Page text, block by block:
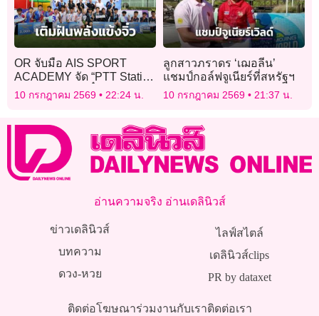
OR จับมือ AIS SPORT
ACADEMY จัด “PTT Station
เติมฝันพลังแข้งจิ๋ว”
10 กรกฎาคม 2569 22:24 น.
ลูกสาวภราดร ‘เฌอลีน’
แชมป์กอล์ฟจูเนียร์ที่สหรัฐฯ
10 กรกฎาคม 2569 21:37 น.
อ่านความจริง อ่านเดลินิวส์
ข่าวเดลินิวส์
บทความ
ดวง-หวย
ไลฟ์สไตล์
เดลินิวส์clips
PR by dataxet
ติดต่อโฆษณาร่วมงานกับเราติดต่อเรา